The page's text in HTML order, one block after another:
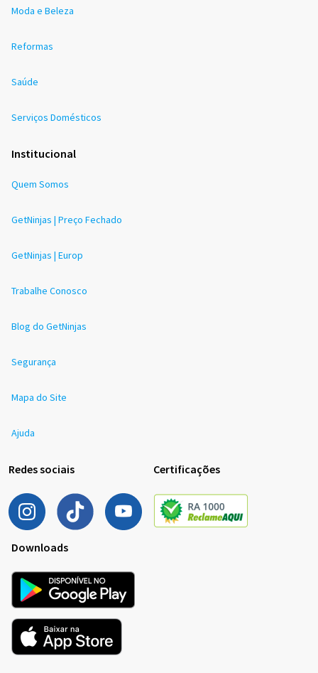
Moda e Beleza
Reformas
Saúde
Serviços Domésticos
Institucional
Quem Somos
GetNinjas | Preço Fechado
GetNinjas | Europ
Trabalhe Conosco
Blog do GetNinjas
Segurança
Mapa do Site
Ajuda
Redes sociais Certificações
Downloads